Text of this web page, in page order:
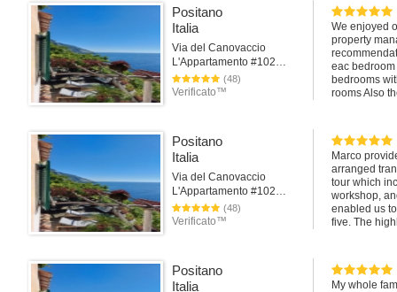
Istruzioni utili
Amichevole
Posizione5
Area
Dintorni
Area riparata
You
I just want to
nacks,
years ago.
have an
Regarding
guess that it
I apologies
Pier guido
Positano
Italia
Via del Canovaccio
L'Appartamento #102Positano
(48)
Verificato™
We enjoyed
property
eac
bedrooms
rooms Also
Positano
Italia
Via del Canovaccio
L'Appartamento #102Positano
(48)
Verificato™
Marco
arranged
tour which
workshop,
enabled us
five. The
Positano
Italia
My whole